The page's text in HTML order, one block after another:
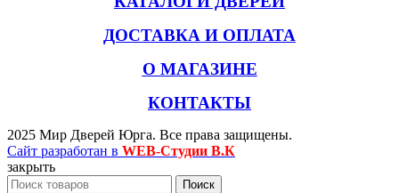
ДОСТАВКА И ОПЛАТА
О МАГАЗИНЕ
КОНТАКТЫ
2025 Мир Дверей Юрга. Все права защищены.
Сайт разработан в WEB-Студии В.К
закрыть
Поиск